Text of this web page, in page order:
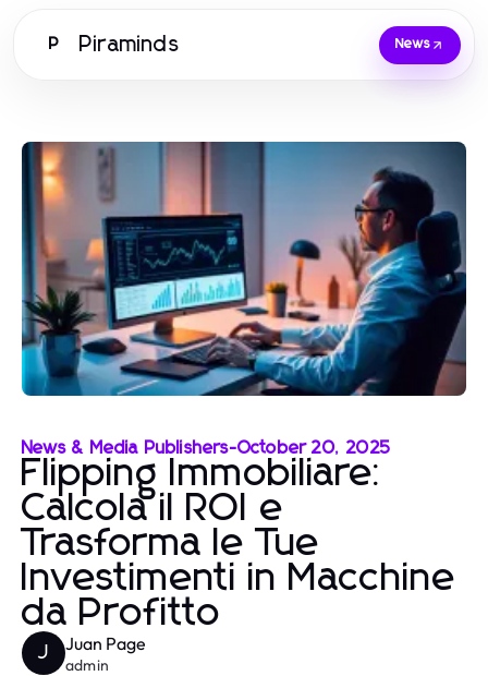
P Piraminds News
News & Media Publishers-October 20, 2025
Flipping Immobiliare:
Calcola il ROI e
Trasforma le Tue
Investimenti in Macchine
da Profitto
J Juan Page
admin